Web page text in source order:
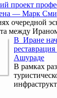
проект
— Марк
очередной
между
В Иране
Ашураде
В рамках